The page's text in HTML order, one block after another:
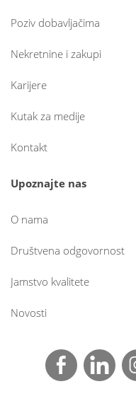
Poziv dobavljačima
Nekretnine i zakupi
Karijere
Kutak za medije
Kontakt
Upoznajte nas
O nama
Društvena odgovornost
Jamstvo kvalitete
Novosti